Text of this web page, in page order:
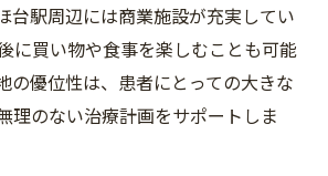
台駅周辺には商業施設が充実してい
に買い物や食事を楽しむことも可能
の優位性は、患者にとっての大きな
理のない治療計画をサポートしま